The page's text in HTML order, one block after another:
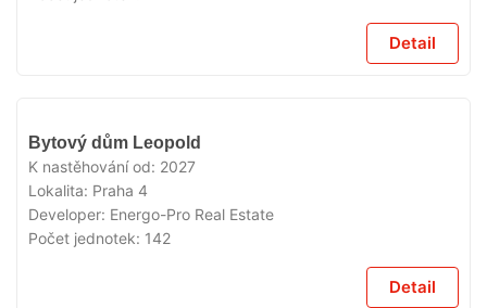
Detail
Bytový dům Leopold
K nastěhování od: 2027
Lokalita: Praha 4
Developer: Energo-Pro Real Estate
Počet jednotek: 142
Detail